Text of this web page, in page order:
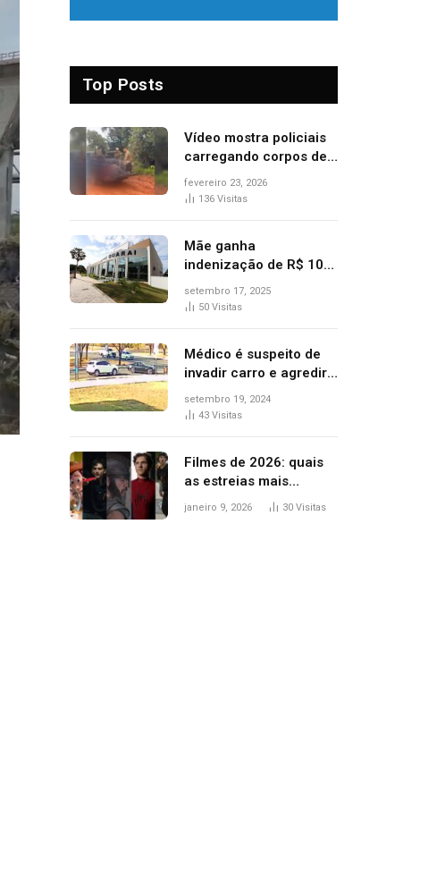
Top Posts
Vídeo mostra policiais
carregando corpos de
suspeitos mortos em
confronto dentro de
fevereiro 23, 2026
136 Visitas
Mãe ganha
indenização de R$ 10
mil após comprar doce
‘zero lactose’ e filha ter
setembro 17, 2025
50 Visitas
Médico é suspeito de
invadir carro e agredir
delegado aposentado
durante confusão no
setembro 19, 2024
43 Visitas
Filmes de 2026: quais
as estreias mais
aguardadas do ano?
janeiro 9, 2026 30 Visitas